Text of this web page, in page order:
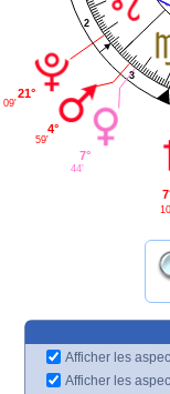
2
3
21°
09'
4°
59'
7°
44'
Afficher les
Afficher les